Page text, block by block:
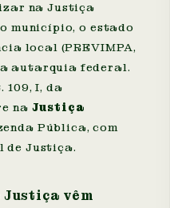
na Justiça
município, o estado
local (PREVIMPA,
autarquia federal.
109, I, da
na Justiça
Pública, com
de Justiça.
Justiça vêm